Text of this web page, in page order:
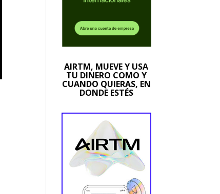
AIRTM, MUEVE Y USA
TU DINERO COMO Y
CUANDO QUIERAS, EN
DONDE ESTÉS